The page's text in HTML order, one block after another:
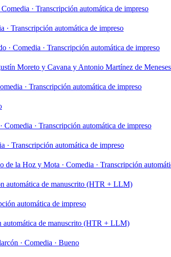
Comedia · Transcripción automática de impreso
· Transcripción automática de impreso
· Comedia · Transcripción automática de impreso
Moreto y Cavana y Antonio Martínez de Meneses
· Transcripción automática de impreso
· Comedia · Transcripción automática de impreso
· Transcripción automática de impreso
de la Hoz y Mota · Comedia · Transcripción
automática de manuscrito (HTR + LLM)
automática de impreso
automática de manuscrito (HTR + LLM)
· Comedia · Bueno